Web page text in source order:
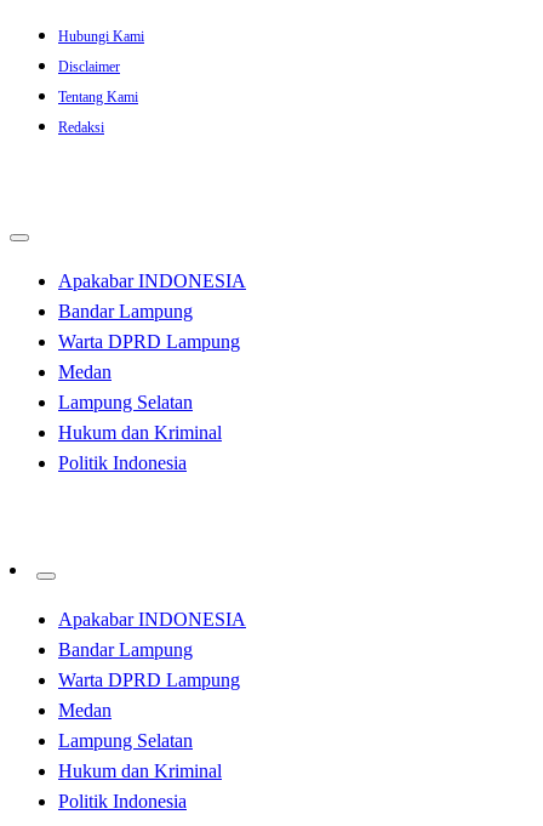
Skip
content
Hubungi Kami
Disclaimer
Tentang Kami
Redaksi
Apakabar INDONESIA
Bandar Lampung
Warta DPRD Lampung
Medan
Lampung Selatan
Hukum dan Kriminal
Politik Indonesia
Apakabar INDONESIA
Bandar Lampung
Warta DPRD Lampung
Medan
Lampung Selatan
Hukum dan Kriminal
Politik Indonesia